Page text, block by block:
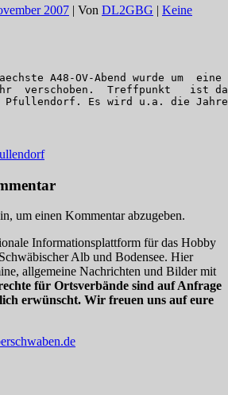
2007 | Von DL2GBG | Keine
naechste A48-OV-Abend wurde um
verschoben.  Treffpunkt   ist
Es wird u.a. die
um einen Kommentar abzugeben.
Informationsplattform für das Hobby
Alb und Bodensee. Hier
allgemeine Nachrichten und Bilder mit
für Ortsverbände sind auf Anfrage
erwünscht. Wir freuen uns auf eure